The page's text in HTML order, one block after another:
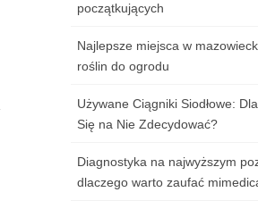
początkujących
Najlepsze miejsca w
roślin do ogrodu
Używane Ciągniki Siodłowe:
Się na Nie Zdecydować?
Diagnostyka na najwyższym
dlaczego warto zaufać